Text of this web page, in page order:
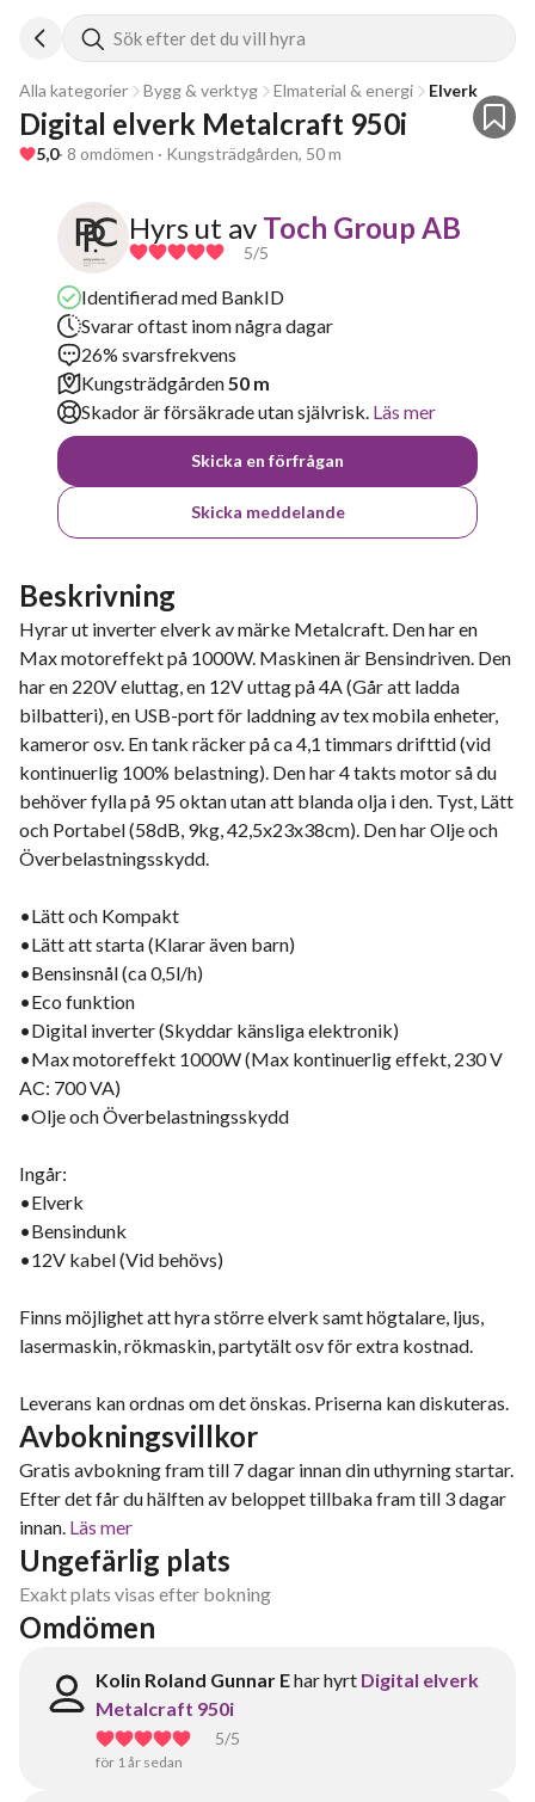
Sök efter det du vill hyra
Alla kategorier Bygg & verktyg Elmaterial & energi Elverk
Digital elverk Metalcraft 950i
5,0· 8 omdömen · Kungsträdgården, 50 m
Hyrs ut av Toch Group AB
5/5
Identifierad med BankID
Svarar oftast inom några dagar
26% svarsfrekvens
Kungsträdgården50 m
Skador är försäkrade utan självrisk. Läs mer
Skicka en förfrågan
Skicka meddelande
Beskrivning
Hyrar ut inverter elverk av märke Metalcraft. Den har en
Max motoreffekt på 1000W. Maskinen är Bensindriven. Den
har en 220V eluttag, en 12V uttag på 4A (Går att ladda
bilbatteri), en USB-port för laddning av tex mobila enheter,
kameror osv. En tank räcker på ca 4,1 timmars drifttid (vid
kontinuerlig 100% belastning). Den har 4 takts motor så du
behöver fylla på 95 oktan utan att blanda olja i den. Tyst, Lätt
och Portabel (58dB, 9kg, 42,5x23x38cm). Den har Olje och
Överbelastningsskydd.
•Lätt och Kompakt
•Lätt att starta (Klarar även barn)
•Bensinsnål (ca 0,5l/h)
•Eco funktion
•Digital inverter (Skyddar känsliga elektronik)
•Max motoreffekt 1000W (Max kontinuerlig effekt, 230 V
AC: 700 VA)
•Olje och Överbelastningsskydd
Ingår:
•Elverk
•Bensindunk
•12V kabel (Vid behövs)
Finns möjlighet att hyra större elverk samt högtalare, ljus,
lasermaskin, rökmaskin, partytält osv för extra kostnad.
Leverans kan ordnas om det önskas. Priserna kan diskuteras.
Avbokningsvillkor
Gratis avbokning fram till 7 dagar innan din uthyrning startar.
Efter det får du hälften av beloppet tillbaka fram till 3 dagar
innan. Läs mer
Ungefärlig plats
Exakt plats visas efter bokning
Omdömen
Kolin Roland Gunnar Ehar hyrt Digital elverk
Metalcraft 950i
5/5
för 1 år sedan